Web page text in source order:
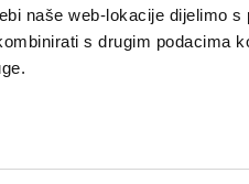
naše web-lokacije dijelimo s
s drugim podacima
Važne pravne
PLIVA.hr